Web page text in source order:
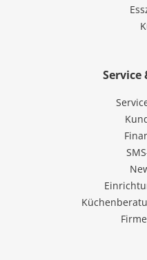
Service